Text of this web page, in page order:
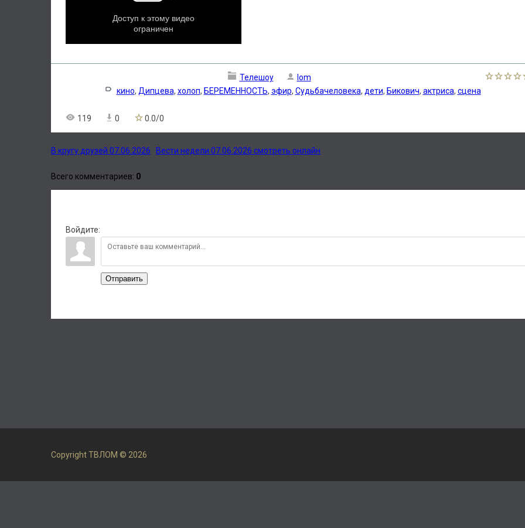
Телешоу
lom
кино, Дипцева, холоп, БЕРЕМЕННОСТЬ, эфир, Судьбачеловека, дети, Бикович, актриса, сцена
119 0 0.0/0
В кругу друзей 07.06.2026 Вести недели 07.06.2026 смотреть онлайн
Всего комментариев: 0
Войдите:
Отправить
Copyright ТВЛОМ © 2026